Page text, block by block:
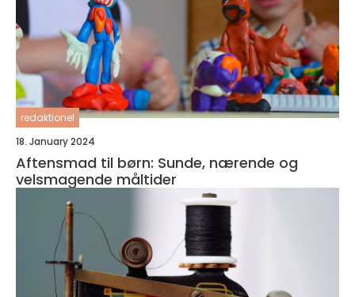
redaktionel
18. January 2024
Aftensmad til børn: Sunde, nærende og
velsmagende måltider